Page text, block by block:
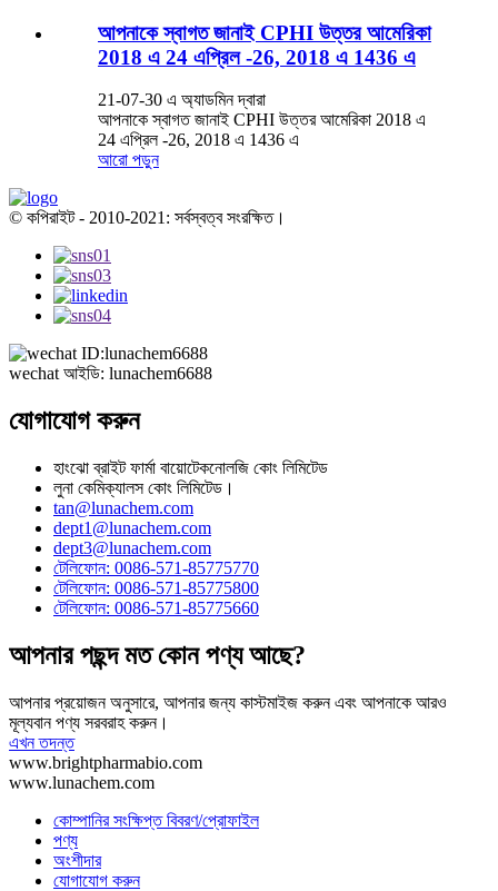
আপনাকে স্বাগত জানাই CPHI উত্তর আমেরিকা
2018 এ 24 এপ্রিল -26, 2018 এ 1436 এ
21-07-30 এ অ্যাডমিন দ্বারা
আপনাকে স্বাগত জানাই CPHI উত্তর আমেরিকা 2018 এ
24 এপ্রিল -26, 2018 এ 1436 এ
আরো পড়ুন
© কপিরাইট - 2010-2021: সর্বস্বত্ব সংরক্ষিত।
wechat আইডি: lunachem6688
যোগাযোগ করুন
হাংঝো ব্রাইট ফার্মা বায়োটেকনোলজি কোং লিমিটেড
লুনা কেমিক্যালস কোং লিমিটেড।
tan@lunachem.com
dept1@lunachem.com
dept3@lunachem.com
টেলিফোন: 0086-571-85775770
টেলিফোন: 0086-571-85775800
টেলিফোন: 0086-571-85775660
আপনার পছন্দ মত কোন পণ্য আছে?
আপনার প্রয়োজন অনুসারে, আপনার জন্য কাস্টমাইজ করুন এবং আপনাকে আরও
মূল্যবান পণ্য সরবরাহ করুন।
এখন তদন্ত
www.brightpharmabio.com
www.lunachem.com
কোম্পানির সংক্ষিপ্ত বিবরণ/প্রোফাইল
পণ্য
অংশীদার
যোগাযোগ করুন